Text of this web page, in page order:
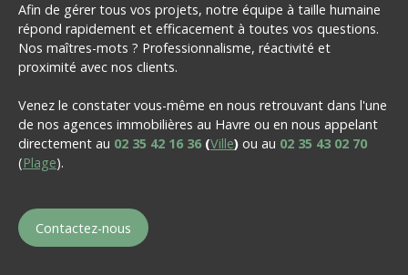
Afin de gérer tous vos projets, notre équipe à taille humaine
répond rapidement et efficacement à toutes vos questions.
Nos maîtres-mots ? Professionnalisme, réactivité et
proximité avec nos clients.
Venez le constater vous-même en nous retrouvant dans l'une
de nos agences immobilières au Havre ou en nous appelant
directement au 02 35 42 16 36 (Ville) ou au 02 35 43 02 70
(Plage).
Contactez-nous